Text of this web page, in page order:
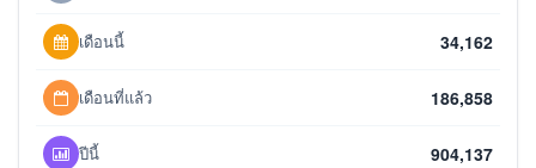
เดือนนี้ 34,162
เดือนที่แล้ว 186,858
ปีนี้ 904,137